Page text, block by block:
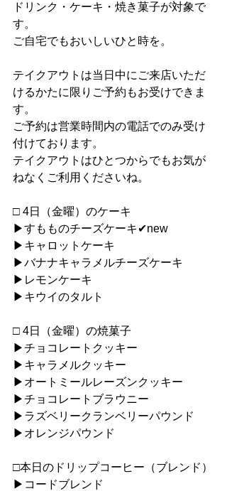
ドリンク・ケーキ・焼き菓子が対象で
す。
ご自宅でもおいしいひと時を。
テイクアウトは当日中にご来店いただ
けるかたに限りご予約もお受けできま
す。
ご予約は営業時間内の電話でのみ受け
付けております。
テイクアウトはひとつからでもお気が
ねなくご利用くださいね。
□ 4日（金曜）のケーキ
▶︎すもものチーズケーキ✔︎new
▶︎キャロットケーキ
▶︎バナナキャラメルチーズケーキ
▶︎レモンケーキ
▶︎キウイのタルト
□ 4日（金曜）の焼菓子
▶︎チョコレートクッキー
▶︎キャラメルクッキー
▶︎オートミールレーズンクッキー
▶︎チョコレートブラウニー
▶︎ラズベリークランベリーパウンド
▶︎オレンジパウンド
□本日のドリップコーヒー（ブレンド）
▶︎コードブレンド